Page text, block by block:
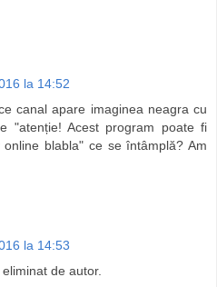
la 14:52
canal apare imaginea neagra cu
"atenție! Acest program poate fi
blabla" ce se întâmplă? Am
la 14:53
de autor.